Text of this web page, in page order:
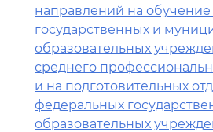
направлений на обучение
государственных и
образовательных
среднего
и на подготовительных
федеральных
образовательных